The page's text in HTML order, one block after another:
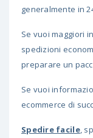
generalmente in
Se vuoi maggiori
spedizioni
preparare un
Se vuoi
ecommerce di
Spedire facile,